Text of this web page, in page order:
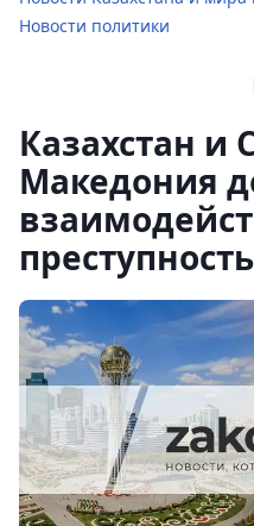
Новости политики
Казахстан и
Македония